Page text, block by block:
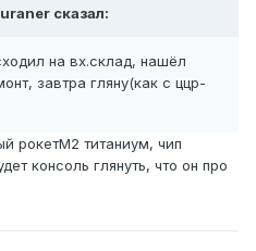
сказал:
на вх.склад, нашёл
завтра гляну(как с ццр-
рокетМ2 титаниум, чип
консоль глянуть, что он про